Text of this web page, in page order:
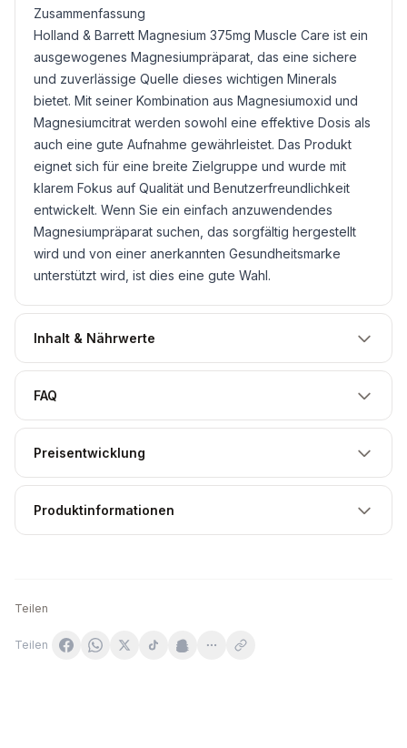
Zusammenfassung
Holland & Barrett Magnesium 375mg Muscle Care ist ein
ausgewogenes Magnesiumpräparat, das eine sichere
und zuverlässige Quelle dieses wichtigen Minerals
bietet. Mit seiner Kombination aus Magnesiumoxid und
Magnesiumcitrat werden sowohl eine effektive Dosis als
auch eine gute Aufnahme gewährleistet. Das Produkt
eignet sich für eine breite Zielgruppe und wurde mit
klarem Fokus auf Qualität und Benutzerfreundlichkeit
entwickelt. Wenn Sie ein einfach anzuwendendes
Magnesiumpräparat suchen, das sorgfältig hergestellt
wird und von einer anerkannten Gesundheitsmarke
unterstützt wird, ist dies eine gute Wahl.
Inhalt & Nährwerte
FAQ
Preisentwicklung
Produktinformationen
Teilen
Teilen